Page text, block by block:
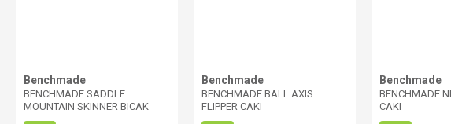
Benchmade
BENCHMADE SADDLE
MOUNTAIN SKINNER BICAK
Benchmade
BENCHMADE BALL AXIS
FLIPPER CAKI
Benchmade
BENCHMADE
CAKI